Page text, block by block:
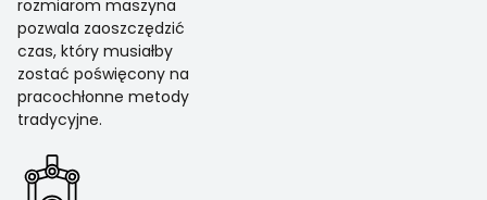
rozmiarom maszyna
pozwala zaoszczędzić
czas, który musiałby
zostać poświęcony na
pracochłonne metody
tradycyjne.